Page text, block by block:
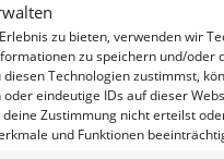
zu bieten, verwenden wir
zu speichern und/oder
Technologien zustimmst,
eindeutige IDs auf dieser
Zustimmung nicht erteilst
und Funktionen